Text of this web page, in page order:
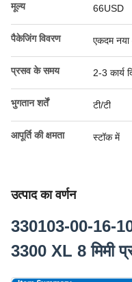
मूल्य 66USD
पैकेजिंग विवरण एकदम
प्रसव के समय 2-3 कार्य
भुगतान शर्तें टी/टी
आपूर्ति की क्षमता स्टॉक में
उत्पाद का वर्णन
330103-00-16-
3300 XL 8 मिमी